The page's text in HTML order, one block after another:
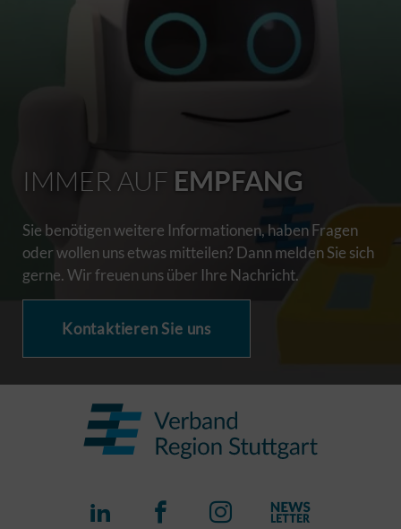
IMMER AUF EMPFANG
Sie benötigen weitere Informationen, haben Fragen
oder wollen uns etwas mitteilen? Dann melden Sie sich
gerne. Wir freuen uns über Ihre Nachricht.
Kontaktieren Sie uns